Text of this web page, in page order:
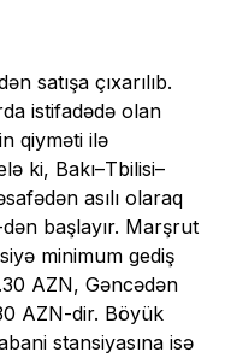
satışa çıxarılıb.
istifadədə olan
qiyməti ilə
ki, Bakı–Tbilisi–
asılı olaraq
başlayır. Marşrut
minimum gediş
AZN, Gəncədən
AZN-dir. Böyük
stansiyasına isə